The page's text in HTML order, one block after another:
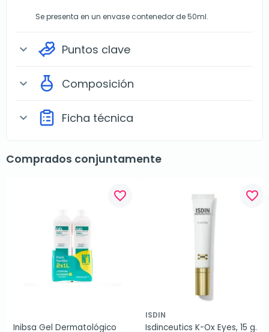
Se presenta en un envase contenedor de 50ml.
expand_more Puntos clave
expand_more Composición
expand_more Ficha técnica
Comprados conjuntamente
favorite_border
Inibsa Gel Dermatológico
favorite_border
ISDIN
Isdinceutics K-Ox Eyes, 15 g.